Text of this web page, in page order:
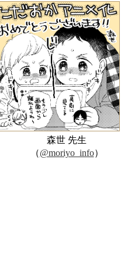
森世 先生
（@moriyo_info）